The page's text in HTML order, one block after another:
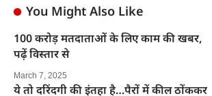
You Might Also Like
100 करोड़ मतदाताओं के लिए काम की खबर,
पढ़ें विस्तार से
March 7, 2025
ये तो दरिंदगी की इंतहा है…पैरों में कील ठोंककर